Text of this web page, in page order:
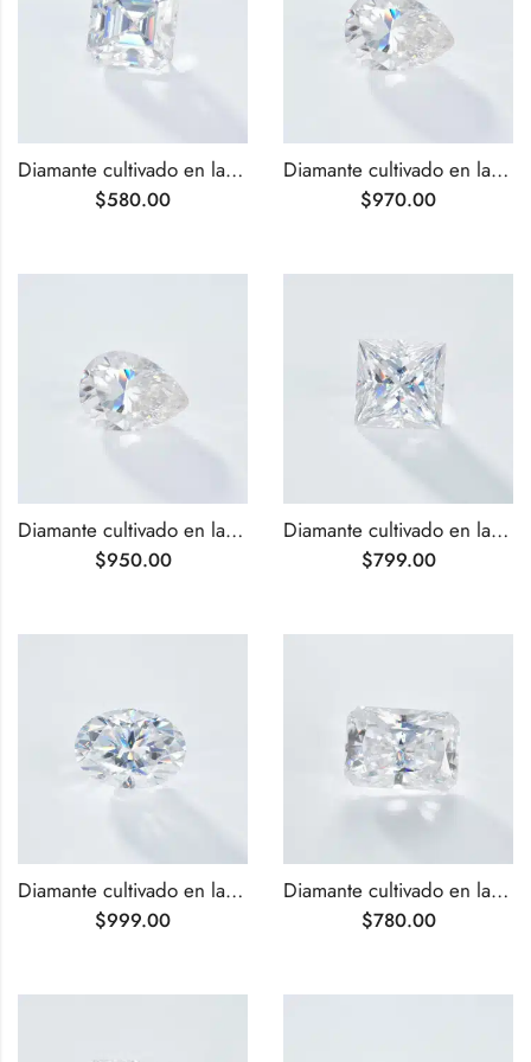
Diamante cultivado en laboratorio de talla Asscher VS1 de 2,27 ct
$580.00
Diamante cultivado en laboratorio de talla pera G VVS2 de 2,55 ct
$970.00
Diamante cultivado en laboratorio de talla pera G VS1 de 2,59 ct
$950.00
Diamante cultivado en laboratorio de talla princesa G VS1 de 2,67 ct
$799.00
Diamante cultivado en laboratorio de talla ovalada G VS2 de 2,72 ct
$999.00
Diamante cultivado en laboratorio de talla radiante G VVS de 2,94 ct
$780.00